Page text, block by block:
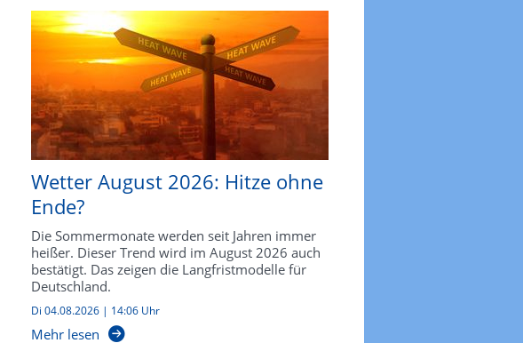
Wetter August 2026: Hitze ohne
Ende?
Die Sommermonate werden seit Jahren immer
heißer. Dieser Trend wird im August 2026 auch
bestätigt. Das zeigen die Langfristmodelle für
Deutschland.
Di 04.08.2026 | 14:06 Uhr
Mehr lesen